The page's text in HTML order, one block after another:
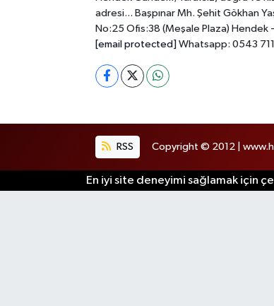
adresi... Başpınar Mh. Şehit Gökhan
No:25 Ofis:38 (Meşale Plaza) Hendek -
[email protected] Whatsapp: 0543
RSS Copyright © 2012 |
En iyi site deneyimi sağlamak için